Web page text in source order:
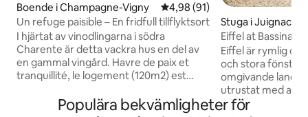
Boende i Champagne-Vigny 4,98 av 5 i genomsnittligt
4,98 (91)
Un refuge paisible – En fridfull tillflyktsort
I hjärtat av vinodlingarna i södra
Charente är detta vackra hus en del av
en gammal vingård. Havre de paix et
tranquillité, le logement (120m2) est
découvrir notre belle région. På en
Stuga i Juignac
Eiffel at
välutrustat
Eiffel är rymlig
och stora fönster
omgivande
utrustat med allt
avkopplande
Populära bekvämligheter för